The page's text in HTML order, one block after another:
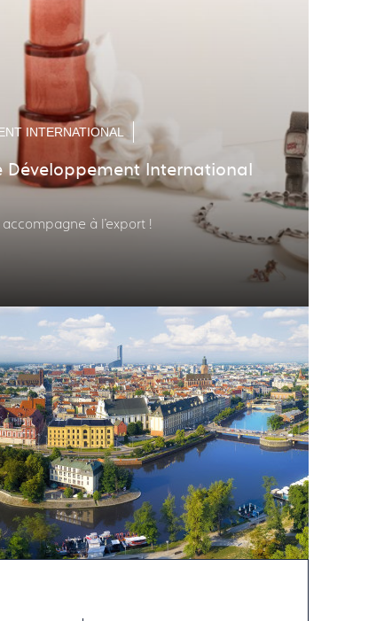
INTERNATIONAL
Développement International
à l'export !